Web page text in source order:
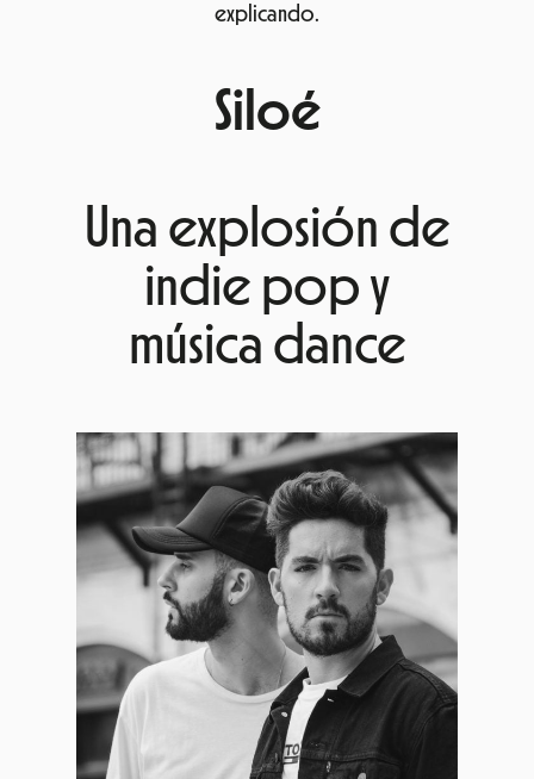
explicando.
Siloé
Una explosión de
indie pop y
música dance